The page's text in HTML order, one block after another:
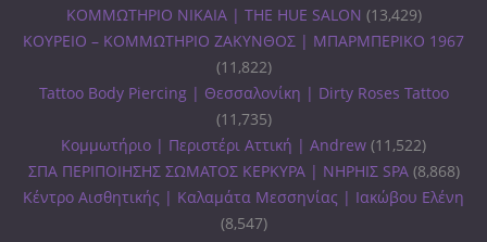
ΚΟΜΜΩΤΗΡΙΟ ΝΙΚΑΙΑ | THE HUE SALON (13,429)
ΚΟΥΡΕΙΟ – ΚΟΜΜΩΤΗΡΙΟ ΖΑΚΥΝΘΟΣ | ΜΠΑΡΜΠΕΡΙΚΟ 1967
(11,822)
Tattoo Body Piercing | Θεσσαλονίκη | Dirty Roses Tattoo
(11,735)
Κομμωτήριο | Περιστέρι Αττική | Andrew (11,522)
ΣΠΑ ΠΕΡΙΠΟΙΗΣΗΣ ΣΩΜΑΤΟΣ ΚΕΡΚΥΡΑ | ΝΗΡΗΙΣ SPA (8,868)
Κέντρο Αισθητικής | Καλαμάτα Μεσσηνίας | Ιακώβου Ελένη
(8,547)